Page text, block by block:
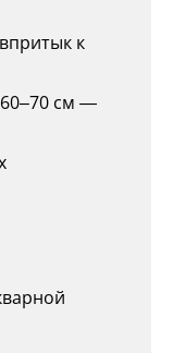
к
см —